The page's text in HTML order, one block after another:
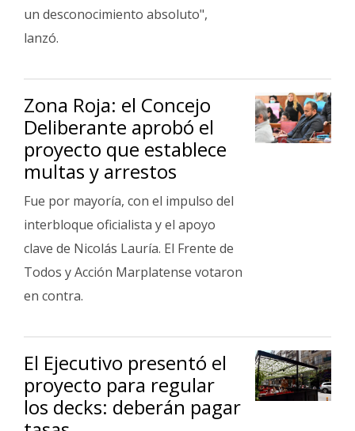
un desconocimiento absoluto",
lanzó.
Zona Roja: el Concejo
Deliberante aprobó el
proyecto que establece
multas y arrestos
Fue por mayoría, con el impulso del
interbloque oficialista y el apoyo
clave de Nicolás Lauría. El Frente de
Todos y Acción Marplatense votaron
en contra.
El Ejecutivo presentó el
proyecto para regular
los decks: deberán pagar